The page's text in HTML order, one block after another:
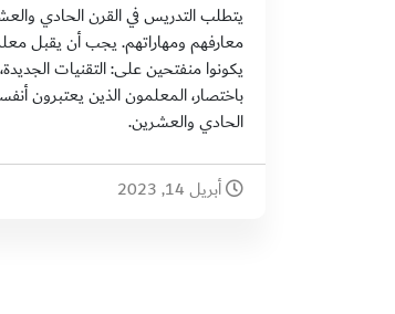
يتطلب التدريس في القرن الحادي
معارفهم ومهاراتهم. يجب أن يقبل
يكونوا منفتحين على: التقنيات
باختصار، المعلمون الذين يعتبرون
الحادي والعشرين.
أبريل 14, 2023